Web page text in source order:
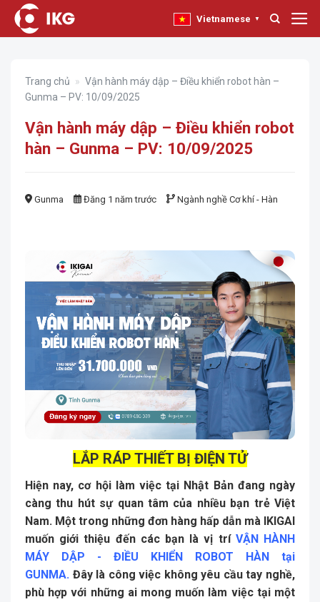
qua
Vietnamese ▼
Trang chủ » Vận hành máy dập – Điều khiển robot hàn –
Gunma – PV: 10/09/2025
Vận hành máy dập – Điều khiển robot
hàn – Gunma – PV: 10/09/2025
Gunma Đăng 1 năm trước Ngành nghề Cơ khí - Hàn
LẮP RÁP THIẾT BỊ ĐIỆN TỬ
Hiện nay, cơ hội làm việc tại Nhật Bản đang ngày
càng thu hút sự quan tâm của nhiều bạn trẻ Việt
Nam. Một trong những đơn hàng hấp dẫn mà IKIGAI
muốn giới thiệu đến các bạn là vị tríVẬN HÀNH
MÁY DẬP - ĐIỀU KHIỂN ROBOT HÀN tại
GUNMA. Đây là công việc không yêu cầu tay nghề,
phù hợp với những ai mong muốn làm việc tại một